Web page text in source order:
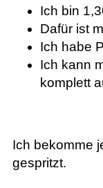
Ich bin
Dafür ist
Ich habe
Ich kann
komplett
Ich bekomme
gespritzt.